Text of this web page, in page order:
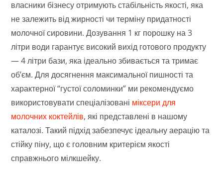
власники бізнесу отримують стабільність якості, яка
не залежить від жирності чи терміну придатності
молочної сировини. Дозування 1 кг порошку на 3
літри води гарантує високий вихід готового продукту
— 4 літри бази, яка ідеально збивається та тримає
об’єм. Для досягнення максимальної пишності та
характерної “густої соломинки” ми рекомендуємо
використовувати спеціалізовані міксери для
молочних коктейлів, які представлені в нашому
каталозі. Такий підхід забезпечує ідеальну аерацію та
стійку піну, що є головним критерієм якості
справжнього мілкшейку.